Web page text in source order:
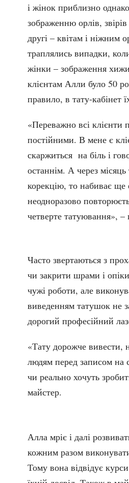
і жінок приблизно
зображенню орлів,
другі – квітам і ніжним
траплялись випадки,
жінки – зображення
клієнтам Алли було 50
правило, в тату-кабінет
«Переважно всі клієнти
постійними. В мене є
скаржиться на біль і
останнім. А через
корекцію, то набиває ще
неодноразово
четверте татуювання»,
Часто звертаються з
чи закрити шрами і
чужі роботи, але
виведенням татушок не
дорогий професійний
«Тату дорожче вивести,
людям перед записом на
чи реально хочуть
майстер.
Алла мріє і далі
кожним разом
Тому вона відвідує